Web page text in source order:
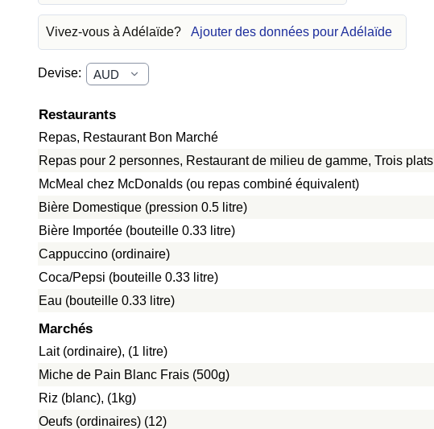
Vivez-vous à Adélaïde? Ajouter des données pour Adélaïde
Devise:
Restaurants
Repas, Restaurant Bon Marché
Repas pour 2 personnes, Restaurant de milieu de gamme, Trois plats
McMeal chez McDonalds (ou repas combiné équivalent)
Bière Domestique (pression 0.5 litre)
Bière Importée (bouteille 0.33 litre)
Cappuccino (ordinaire)
Coca/Pepsi (bouteille 0.33 litre)
Eau (bouteille 0.33 litre)
Marchés
Lait (ordinaire), (1 litre)
Miche de Pain Blanc Frais (500g)
Riz (blanc), (1kg)
Oeufs (ordinaires) (12)